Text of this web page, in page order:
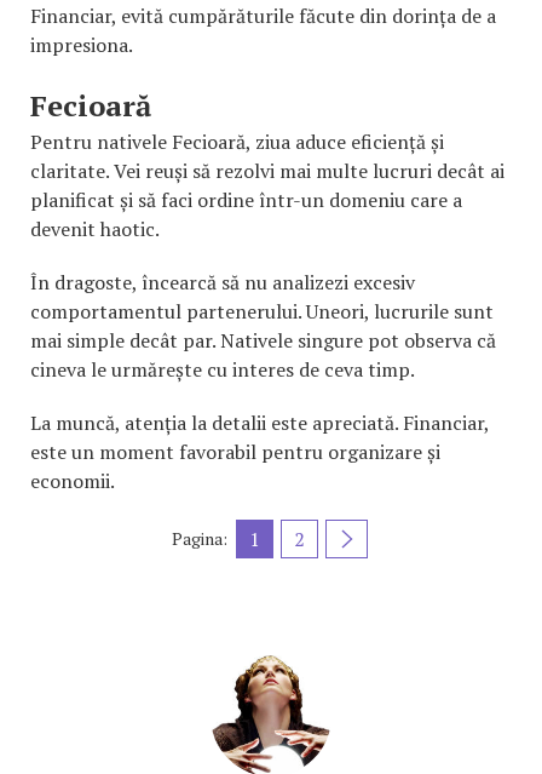
Financiar, evită cumpărăturile făcute din dorința de a
impresiona.
Fecioară
Pentru nativele Fecioară, ziua aduce eficiență și
claritate. Vei reuși să rezolvi mai multe lucruri decât ai
planificat și să faci ordine într-un domeniu care a
devenit haotic.
În dragoste, încearcă să nu analizezi excesiv
comportamentul partenerului. Uneori, lucrurile sunt
mai simple decât par. Nativele singure pot observa că
cineva le urmărește cu interes de ceva timp.
La muncă, atenția la detalii este apreciată. Financiar,
este un moment favorabil pentru organizare și
economii.
Pagina: 1 2